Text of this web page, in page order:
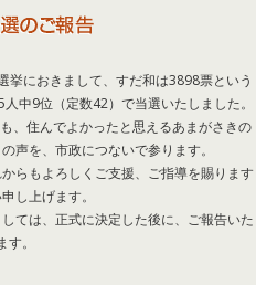
におきまして、すだ和は3898票という
中9位（定数42）で当選いたしました。
、住んでよかったと思えるあまがさきの
声を、市政につないで参ります。
らもよろしくご支援、ご指導を賜ります
し上げます。
ては、正式に決定した後に、ご報告いた
す。